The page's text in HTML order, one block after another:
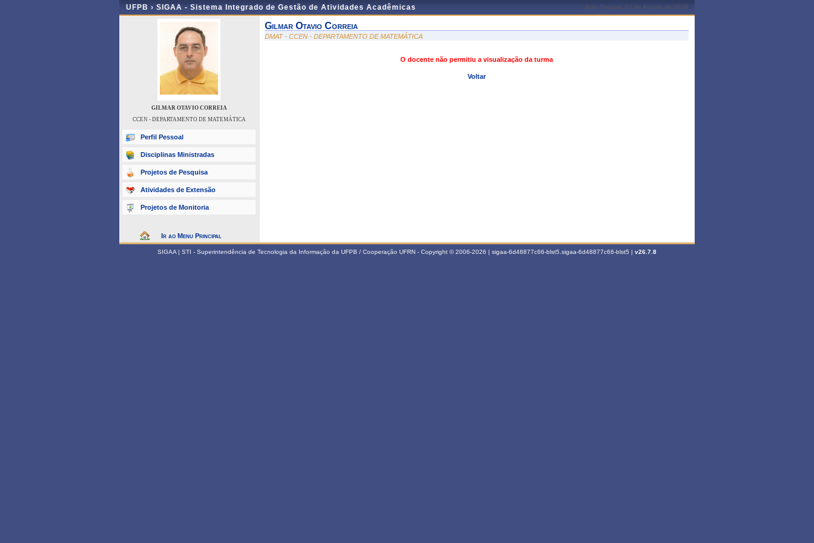
UFPB › SIGAA - Sistema Integrado de Gestão de Atividades Acadêmicas João Pessoa, 07 de Agosto de 2026
GILMAR OTAVIO CORREIA
CCEN - DEPARTAMENTO DE MATEMÁTICA
Perfil Pessoal
Disciplinas Ministradas
Projetos de Pesquisa
Atividades de Extensão
Projetos de Monitoria
Ir ao Menu Principal
Gilmar Otavio Correia
DMAT - CCEN - DEPARTAMENTO DE MATEMÁTICA
O docente não permitiu a visualização da turma
Voltar
SIGAA | STI - Superintendência de Tecnologia da Informação da UFPB / Cooperação UFRN - Copyright © 2006-2026 | sigaa-6d48877c66-blst5.sigaa-6d48877c66-blst5 | v26.7.8